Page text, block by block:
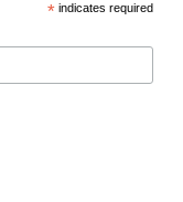
* indicates required